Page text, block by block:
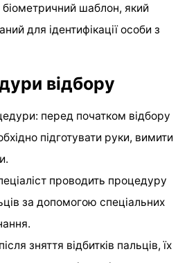
біометричний шаблон, який
для ідентифікації особи з
відбору
перед початком відбору
підготувати руки, вимити
проводить процедуру
за допомогою спеціальних
зняття відбитків пальців, їх